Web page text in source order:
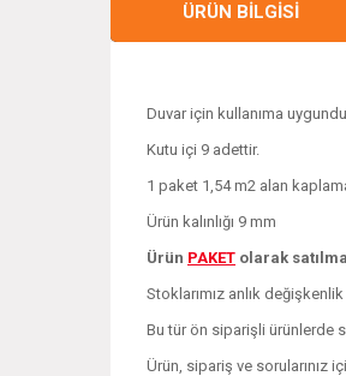
ÜRÜN BILGISI
Duvar için kullanıma
Kutu içi 9 adettir.
1 paket 1,54 m2 alan
Ürün kalınlığı 9 mm
Ürün PAKET olarak
Stoklarımız anlık
Bu tür ön siparişli ürünlerde
Ürün, sipariş ve sorularınız